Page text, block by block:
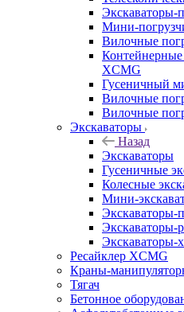
Экскаваторы-
Мини-
Вилочные
Контейнерные
XCMG
Гусеничный
Вилочные
Вилочные
Экскаваторы
Назад
Экскаваторы
Гусеничные
Колесные
Мини-
Экскаваторы-
Экскаваторы-
Экскаваторы-
Ресайклер XCMG
Краны-
Тягач
Бетонное